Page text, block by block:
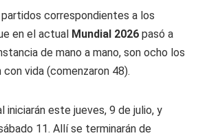
correspondientes a los
en el actual Mundial 2026 pasó a
de mano a mano, son ocho los
vida (comenzaron 48).
iniciarán este jueves, 9 de julio, y
11. Allí se terminarán de